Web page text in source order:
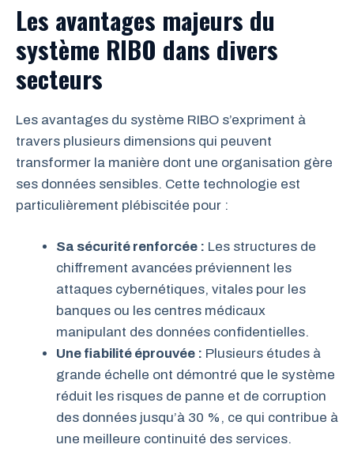
Les avantages majeurs du
système RIBO dans divers
secteurs
Les avantages du système RIBO s’expriment à
travers plusieurs dimensions qui peuvent
transformer la manière dont une organisation gère
ses données sensibles. Cette technologie est
particulièrement plébiscitée pour :
Sa sécurité renforcée : Les structures de
chiffrement avancées préviennent les
attaques cybernétiques, vitales pour les
banques ou les centres médicaux
manipulant des données confidentielles.
Une fiabilité éprouvée : Plusieurs études à
grande échelle ont démontré que le système
réduit les risques de panne et de corruption
des données jusqu’à 30 %, ce qui contribue à
une meilleure continuité des services.